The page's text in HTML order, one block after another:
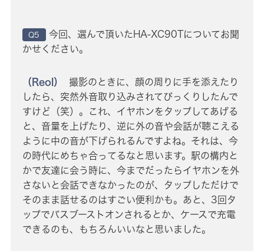
Q5
今回、選んで頂いたHA-XC90Tについてお聞
かせください。
（Reol）
撮影のときに、顔の周りに手を添えたり
したら、突然外音取り込みされてびっくりしたんで
すけど（笑）。これ、イヤホンをタップしてあげる
と、音量を上げたり、逆に外の音や会話が聴こえる
ように中の音が下げられるんですよね。それは、今
の時代にめちゃ合ってるなと思います。駅の構内と
かで友達に会う時に、今までだったらイヤホンを外
さないと会話できなかったのが、タップしただけで
そのまま話せるのはすごい便利かも。あと、3回タ
ップでバスブーストオンされるとか、ケースで充電
できるのも、もちろんいいなと思いました。